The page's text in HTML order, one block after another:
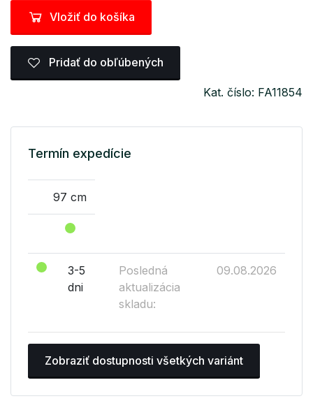
Vložiť do košíka
Pridať do obľúbených
Kat. číslo: FA11854
Termín expedície
97 cm
3-5
dni
Posledná
aktualizácia
skladu:
09.08.2026
Zobraziť dostupnosti všetkých variánt